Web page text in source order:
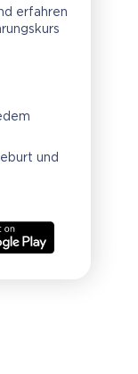
erfahren
und